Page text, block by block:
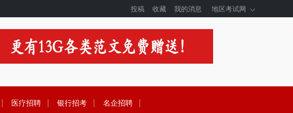
投稿 收藏 我的消息 地区考试网
医疗招聘 银行招考 名企招聘